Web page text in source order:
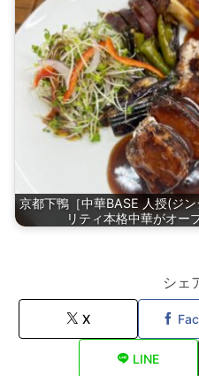
京都下鴨［中華BASE 人授(ジ
リティ本格中華がオー
シェ
X
LINE